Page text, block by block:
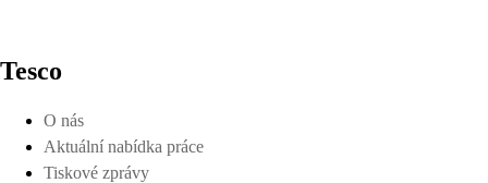
Tesco
O nás
Aktuální nabídka práce
Tiskové zprávy